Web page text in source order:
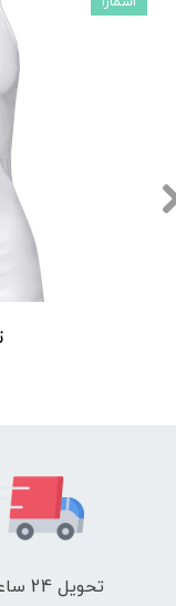
تحویل 24 ساعته